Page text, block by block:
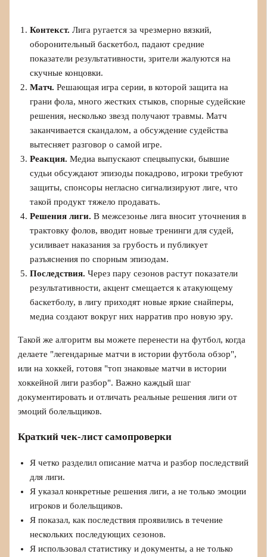
Контекст. Лига ругается за чрезмерно вязкий,
оборонительный баскетбол, падают средние
показатели результативности, зрители жалуются на
скучные концовки.
Матч. Решающая игра серии, в которой защита на
грани фола, много жестких стыков, спорные судейские
решения, несколько звезд получают травмы. Матч
заканчивается скандалом, а обсуждение судейства
вытесняет разговор о самой игре.
Реакция. Медиа выпускают спецвыпуски, бывшие
судьи обсуждают эпизоды покадрово, игроки требуют
защиты, спонсоры негласно сигнализируют лиге, что
такой продукт тяжело продавать.
Решения лиги. В межсезонье лига вносит уточнения в
трактовку фолов, вводит новые тренинги для судей,
усиливает наказания за грубость и публикует
разъяснения по спорным эпизодам.
Последствия. Через пару сезонов растут показатели
результативности, акцент смещается к атакующему
баскетболу, в лигу приходят новые яркие снайперы,
медиа создают вокруг них нарратив про новую эру.
Такой же алгоритм вы можете перенести на футбол, когда
делаете "легендарные матчи в истории футбола обзор",
или на хоккей, готовя "топ знаковые матчи в истории
хоккейной лиги разбор". Важно каждый шаг
документировать и отличать реальные решения лиги от
эмоций болельщиков.
Краткий чек-лист самопроверки
Я четко разделил описание матча и разбор последствий
для лиги.
Я указал конкретные решения лиги, а не только эмоции
игроков и болельщиков.
Я показал, как последствия проявились в течение
нескольких последующих сезонов.
Я использовал статистику и документы, а не только